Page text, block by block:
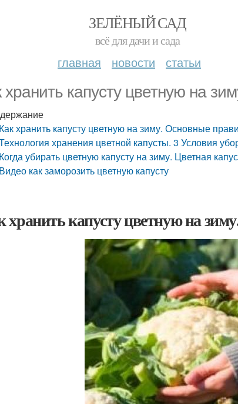
ЗЕЛЁНЫЙ САД
всё для дачи и сада
главная новости статьи
хранить капусту цветную на
Как хранить капусту цветную на зиму. Основные
хранения цветной капусты. 3 Условия
Когда убирать цветную капусту на зиму. Цветная
Видео как заморозить цветную капусту
хранить капусту цветную на